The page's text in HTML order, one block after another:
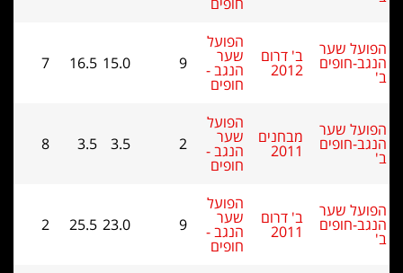
שער
חופים ב' דרום
2012
הפועל
שער
הנגב - 9
16.5
7
שער
חופים מבחנים
2011
הפועל
שער
הנגב - 2
3.5
8
שער
חופים ב' דרום
2011
הפועל
שער
הנגב - 9
25.5
2